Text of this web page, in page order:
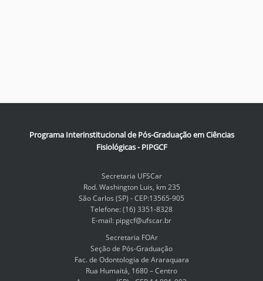
Programa Interinstitucional de Pós-Graduação em Ciências
Fisiológicas - PIPGCF
Secretaria UFSCar
Rod. Washington Luis, km 235
São Carlos (SP) - CEP:13565-905
Telefone: (16) 3351-8328
E-mail: pipgcf@ufscar.br
Secretaria FOAr
Seção de Pós-Graduação
Fac. de Odontologia de Araraquara
Rua Humaitá, 1680 – Centro